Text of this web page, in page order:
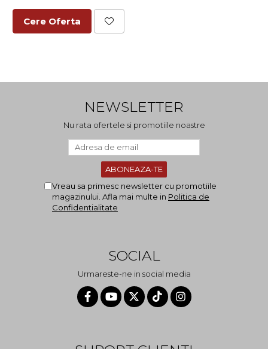
Cere Oferta
NEWSLETTER
Nu rata ofertele si promotiile noastre
Vreau sa primesc newsletter cu promotiile
magazinului. Afla mai multe in Politica de
Confidentialitate
SOCIAL
Urmareste-ne in social media